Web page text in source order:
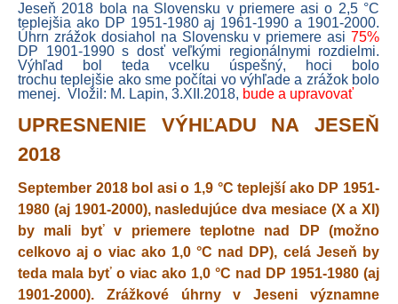
Jeseň 2018 bola na Slovensku v priemere asi o 2,5 °C
teplejšia ako DP 1951-1980 aj 1961-1990 a 1901-2000.
Úhrn zrážok dosiahol na Slovensku v priemere asi 75%
DP 1901-1990 s dosť veľkými regionálnymi rozdielmi.
Výhľad bol teda vcelku úspešný, hoci bolo
trochu teplejšie ako sme počítai vo výhľade a zrážok bolo
menej. Vložil: M. Lapin, 3.XII.2018, bude a upravovať
UPRESNENIE VÝHĽADU NA JESEŇ
2018
September 2018 bol asi o 1,9 °C teplejší ako DP 1951-
1980 (aj 1901-2000), nasledujúce dva mesiace (X a XI)
by mali byť v priemere teplotne nad DP (možno
celkovo aj o viac ako 1,0 °C nad DP), celá Jeseň by
teda mala byť o viac ako 1,0 °C nad DP 1951-1980 (aj
1901-2000). Zrážkové úhrny v Jeseni významne